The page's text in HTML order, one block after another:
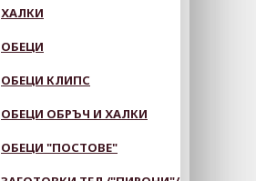
ХАЛКИ
ОБЕЦИ
ОБЕЦИ КЛИПС
ОБЕЦИ ОБРЪЧ И ХАЛКИ
ОБЕЦИ "ПОСТОВЕ"